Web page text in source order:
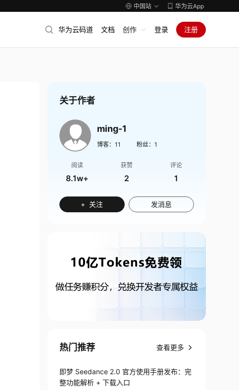
中国站 华为云App
华为云码道 文档 创作 登录 注册
关于作者
ming-1
博客： 11 粉丝： 1
阅读
8.1w+
获赞
2
评论
1
+ 关注 发消息
热门推荐 查看更多
即梦 Seedance 2.0 官方使用手册发布：完
整功能解析 + 下载入口